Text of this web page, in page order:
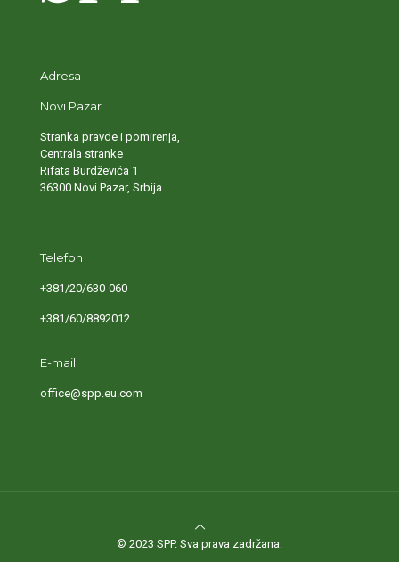
Adresa
Novi Pazar
Stranka pravde i pomirenja,
Centrala stranke
Rifata Burdževića 1
36300 Novi Pazar, Srbija
Telefon
+381/20/630-060
+381/60/8892012
E-mail
office@spp.eu.com
© 2023 SPP. Sva prava zadržana.